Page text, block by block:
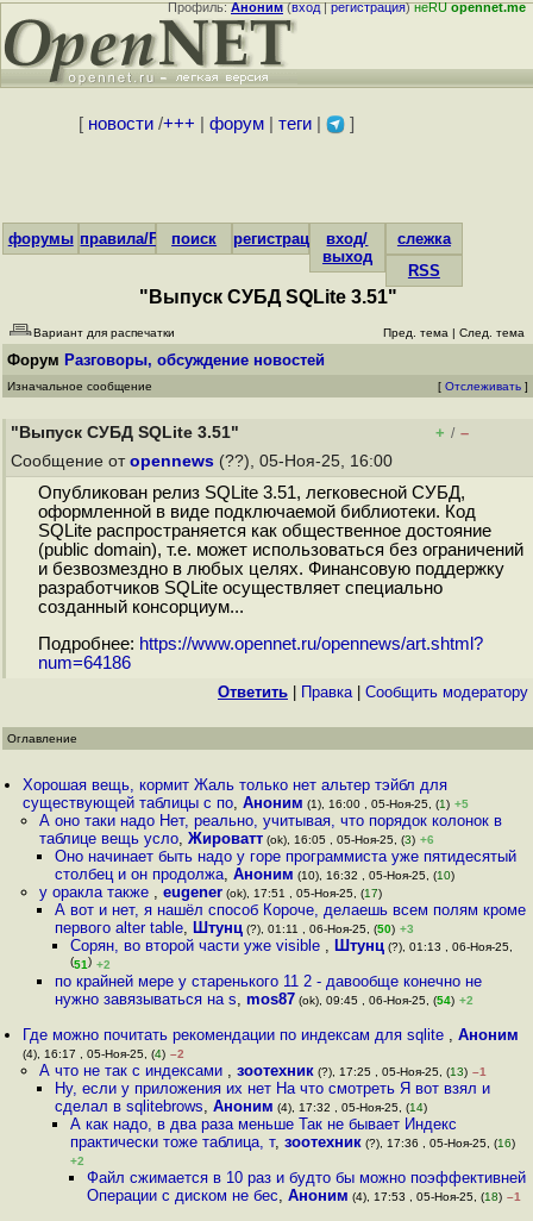
Профиль:Аноним(вход|регистрация)неRUopennet.me
[ новости/+++ форум| теги| ]
форумы правила/FAQпоиск регистрациявход/
выход
слежка
RSS
"Выпуск СУБД SQLite 3.51"
Вариант для распечатки Пред. тема | След. тема
Форум Разговоры, обсуждение новостей
Изначальное сообщение [ Отслеживать ]
"Выпуск СУБД SQLite 3.51" + / –
Сообщение от opennews (??), 05-Ноя-25, 16:00
Опубликован релиз SQLite 3.51, легковесной СУБД,
оформленной в виде подключаемой библиотеки. Код
SQLite распространяется как общественное достояние
(public domain), т.е. может использоваться без ограничений
и безвозмездно в любых целях. Финансовую поддержку
разработчиков SQLite осуществляет специально
созданный консорциум...
Подробнее: https://www.opennet.ru/opennews/art.shtml?
num=64186
Ответить Правка| Cообщить модератору
Оглавление
Хорошая вещь, кормит Жаль только нет альтер тэйбл для
существующей таблицы с по,Аноним (1), 16:00 , 05-Ноя-25, (1) +5
А оно таки надо Нет, реально, учитывая, что порядок колонок в
таблице вещь усло, Жироватт(ok), 16:05 , 05-Ноя-25, (3) +6
Оно начинает быть надо у горе программиста уже пятидесятый
столбец и он продолжа, Аноним (10), 16:32 , 05-Ноя-25, (10)
у оракла также , eugener(ok), 17:51 , 05-Ноя-25, (17)
А вот и нет, я нашёл способ Короче, делаешь всем полям кроме
первого alter table, Штунц(?), 01:11 , 06-Ноя-25, (50) +3
Сорян, во второй части уже visible , Штунц (?), 01:13 , 06-Ноя-25,
(51) +2
по крайней мере у старенького 11 2 - давообще конечно не
нужно завязываться на s, mos87(ok), 09:45 , 06-Ноя-25, (54) +2
Где можно почитать рекомендации по индексам для sqlite ,Аноним
(4), 16:17 , 05-Ноя-25, (4) –2
А что не так с индексами , зоотехник(?), 17:25 , 05-Ноя-25, (13) –1
Ну, если у приложения их нет На что смотреть Я вот взял и
сделал в sqlitebrows, Аноним (4), 17:32 , 05-Ноя-25, (14)
А как надо, в два раза меньше Так не бывает Индекс
практически тоже таблица, т,зоотехник (?), 17:36 , 05-Ноя-25, (16)
+2
Файл сжимается в 10 раз и будто бы можно поэффективней
Операции с диском не бес, Аноним (4), 17:53 , 05-Ноя-25, (18) –1